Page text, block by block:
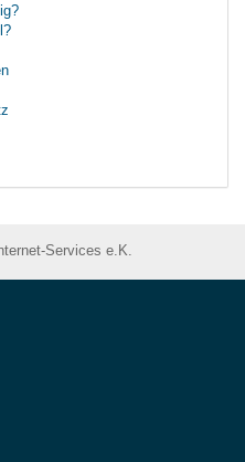
Services e.K.